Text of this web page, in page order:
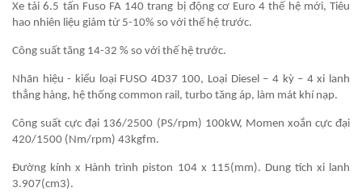
Xe tải 6.5 tấn Fuso FA 140 trang bị động cơ Euro 4 thế hệ mới, Tiêu
hao nhiên liệu giảm từ 5-10% so với thế hệ trước.
Công suất tăng 14-32 % so với thế hệ trước.
Nhãn hiệu - kiểu loại FUSO 4D37 100, Loại Diesel – 4 kỳ – 4 xi lanh
thẳng hàng, hệ thống common rail, turbo tăng áp, làm mát khí nạp.
Công suất cực đại 136/2500 (PS/rpm) 100kW, Momen xoắn cực đại
420/1500 (Nm/rpm) 43kgfm.
Đường kính x Hành trình piston 104 x 115(mm). Dung tích xi lanh
3.907(cm3).